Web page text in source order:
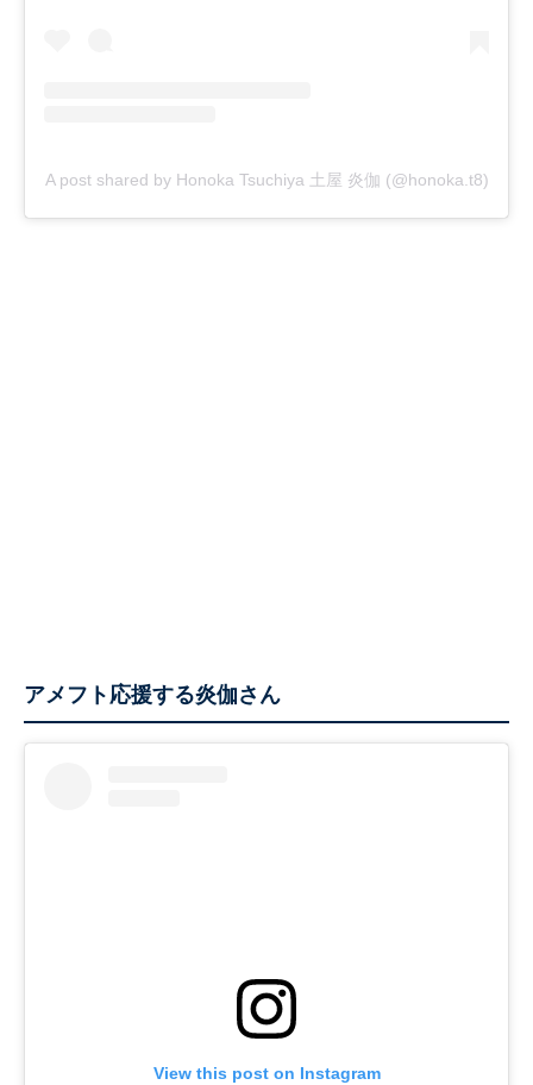
A post shared by Honoka Tsuchiya 土屋 炎伽 (@honoka.t8)
アメフト応援する炎伽さん
View this post on Instagram